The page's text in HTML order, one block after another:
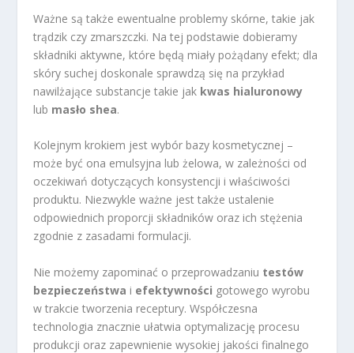
Ważne są także ewentualne problemy skórne, takie jak
trądzik czy zmarszczki. Na tej podstawie dobieramy
składniki aktywne, które będą miały pożądany efekt; dla
skóry suchej doskonale sprawdzą się na przykład
nawilżające substancje takie jak kwas hialuronowy
lub masło shea.
Kolejnym krokiem jest wybór bazy kosmetycznej –
może być ona emulsyjna lub żelowa, w zależności od
oczekiwań dotyczących konsystencji i właściwości
produktu. Niezwykle ważne jest także ustalenie
odpowiednich proporcji składników oraz ich stężenia
zgodnie z zasadami formulacji.
Nie możemy zapominać o przeprowadzaniu testów
bezpieczeństwa i efektywności gotowego wyrobu
w trakcie tworzenia receptury. Współczesna
technologia znacznie ułatwia optymalizację procesu
produkcji oraz zapewnienie wysokiej jakości finalnego